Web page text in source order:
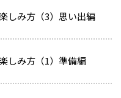
しみ方（3）思い出編
しみ方（1）準備編